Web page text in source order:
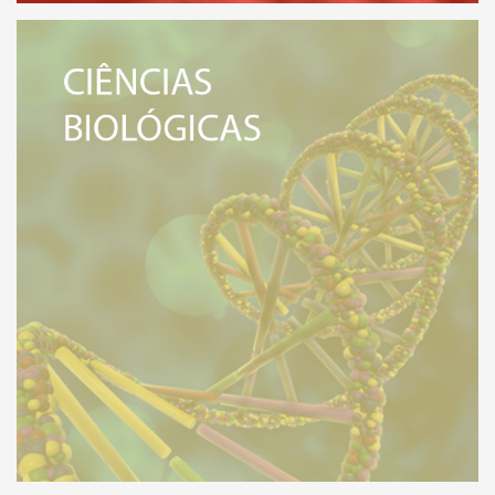
Ciências Biológicas.
VEJA MAIS
EXATAS E DA